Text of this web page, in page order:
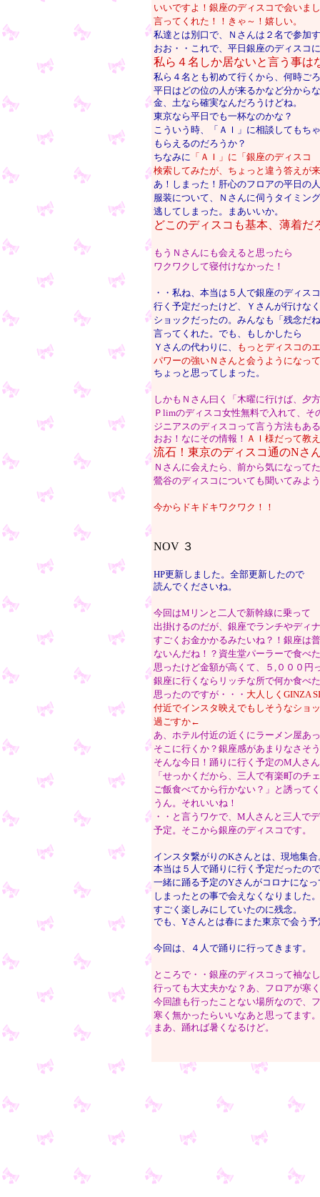
いいですよ！銀座のディスコで会いま
言ってくれた！！きゃ～！嬉しい。
私達とは別口で、Ｎさんは２名で参加
おお・・これで、平日銀座のディスコ
私ら４名しか居ないと言う事は
私ら４名とも初めて行くから、何時ご
平日はどの位の人が来るかなど分から
金、土なら確実なんだろうけどね。
東京なら平日でも一杯なのかな？
こういう時、「ＡＩ」に相談してもち
もらえるのだろうか？
ちなみに 「ＡＩ」に「銀座のディス
検索してみたが、ちょっと違う答えが
あ！しまった！肝心のフロアの平日の
服装について、Ｎさんに伺うタイミン
逃してしまった。まあいいか。
どこのディスコも基本、薄着だ
もうＮさんにも会えると思ったら
ワクワクして寝付けなかった！
・・私ね、本当は５人で銀座のディス
行く予定だったけど、Ｙさんが行けな
ショックだったの。みんなも「残念だ
言ってくれた。でも、もしかしたら
Ｙさんの代わりに、
もっとディスコの
パワーの強いＮさんと会うようになっ
ちょっと思ってしまった。
しかもＮさん曰く「木曜に行けば、夕
Ｐlimのディスコ女性無料で入れて、そ
ジニアスのディスコって言う方法もあ
おお！なにその情報！ ＡＩ様だって教
流石！東京のディスコ通のNさ
Ｎさんに会えたら、前から気になって
鶯谷のディスコについても聞いてみよ
今からドキドキワクワク！！
NOV ３
HP更新しました。全部更新したので
読んでくださいね。
今回はMリンと二人で新幹線に乗って
出掛けるのだが、銀座でランチやディ
すごくお金かかるみたいね？！銀座は
ないんだね！？資生堂パーラーで食べ
思ったけど金額が高くて、５,０００円
銀座に行くならリッチな所で何か食べ
思ったのですが・・・ 大人しくGINZA
付近でインスタ映えでもしそうなショ
過ごすか←
あ、ホテル付近の近くにラーメン屋あ
そこに行くか？銀座感があまりなさそ
そんな今日！踊りに行く予定のM人さ
「せっかくだから、三人で有楽町のチ
ご飯食べてから行かない？」と誘って
うん。それいいね！
・・と言うワケで、M人さんと三人で
予定。そこから銀座のディスコです。
インスタ繋がりのKさんとは、現地集合
本当は５人で踊りに行く予定だったの
一緒に踊る予定のYさんがコロナになっ
しまったとの事で会えなくなりました
すごく楽しみにしていたのに残念。
でも、Yさんとは春にまた東京で会う予
今回は、４人で踊りに行ってきます。
ところで・・銀座のディスコって袖な
行っても大丈夫かな？あ、フロアが寒
今回誰も行ったことない場所なので、
寒く無かったらいいなあと思ってます。
まあ、踊れば暑くなるけど。